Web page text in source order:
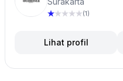
(1)
Lihat profil